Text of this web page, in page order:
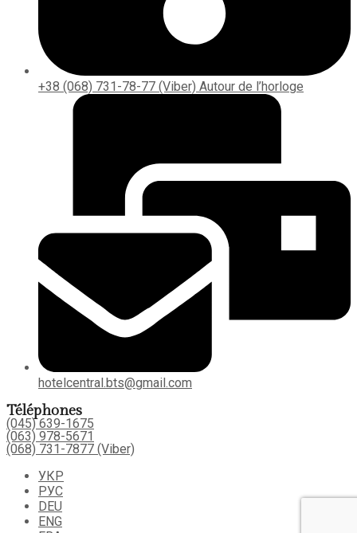
+38 (068) 731-78-77 (Viber) Autour de l’horloge
hotelcentral.bts@gmail.com
Téléphones
(045) 639-1675
(063) 978-5671
(068) 731-7877 (Viber)
УКР
РУС
DEU
ENG